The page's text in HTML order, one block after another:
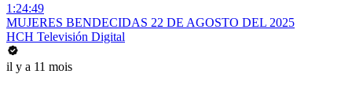
1:24:49
MUJERES BENDECIDAS 22 DE AGOSTO DEL 2025
HCH Televisión Digital
il y a 11 mois